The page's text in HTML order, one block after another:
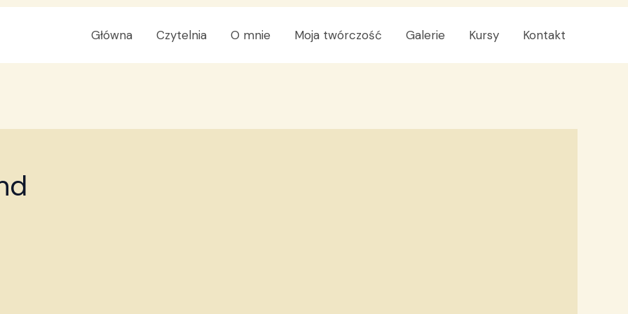
Główna Czytelnia O mnie Moja twórczość Galerie Kursy Kontakt